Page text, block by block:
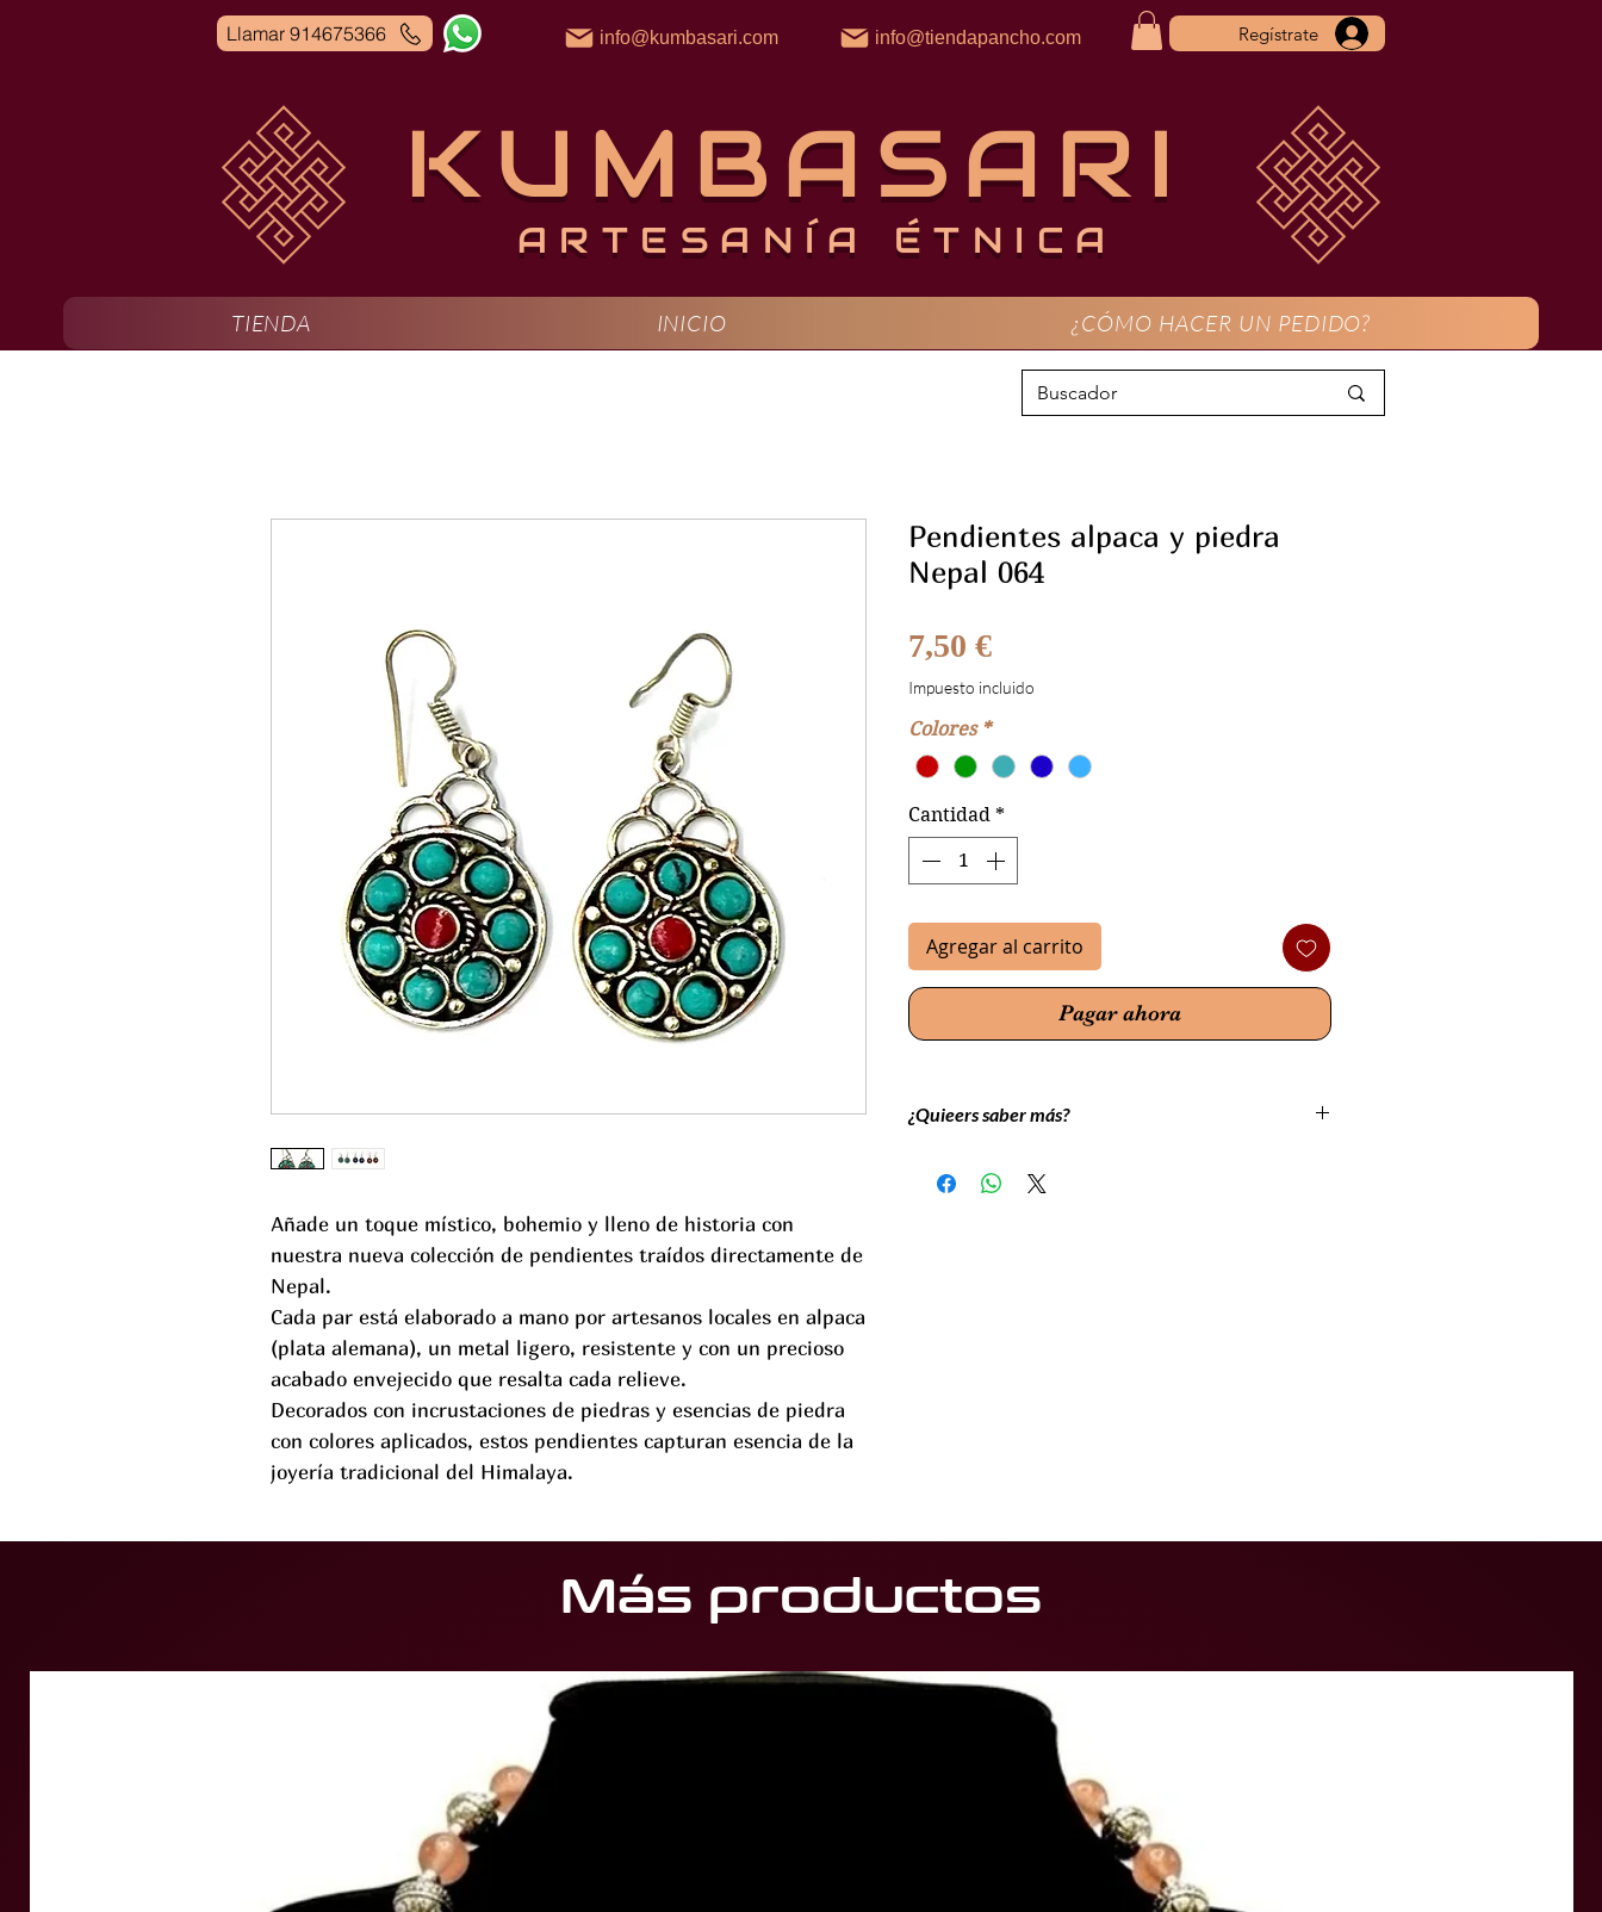
Llamar 914675366 info@kumbasari.com info@tiendapancho.com Regístrate
KUMBASARI
TIENDA INICIO ¿CÓMO HACER UN PEDIDO?
ARTESANÍA ÉTNICA
Añade un toque místico, bohemio y lleno de historia con
nuestra nueva colección de pendientes traídos directamente de
Nepal.
Cada par está elaborado a mano por artesanos locales en alpaca
(plata alemana), un metal ligero, resistente y con un precioso
acabado envejecido que resalta cada relieve.
Decorados con incrustaciones de piedras y esencias de piedra
con colores aplicados, estos pendientes capturan esencia de la
joyería tradicional del Himalaya.
Pendientes alpaca y piedra
Nepal 064
7,50 €Precio
Impuesto incluido
Colores *
Cantidad *
Agregar al carrito
Pagar ahora
¿Quieers saber más?
una aleación ternaria de cobre, níquel y zinc de color y
Más productos